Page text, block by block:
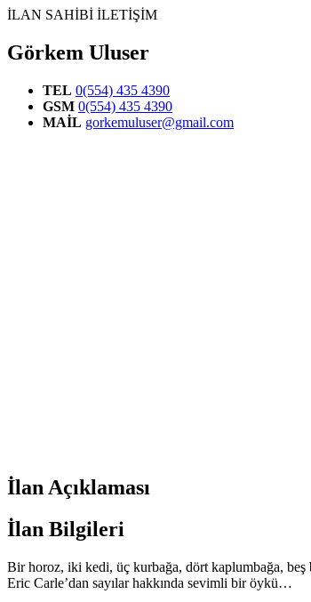
İLAN SAHİBİ İLETİŞİM
Görkem Uluser
TEL 0(554) 435 4390
GSM 0(554) 435 4390
MAİL gorkemuluser@gmail.com
İlan Açıklaması
İlan Bilgileri
Bir horoz, iki kedi, üç kurbağa, dört kaplumbağa, beş
Eric Carle’dan sayılar hakkında sevimli bir öykü…